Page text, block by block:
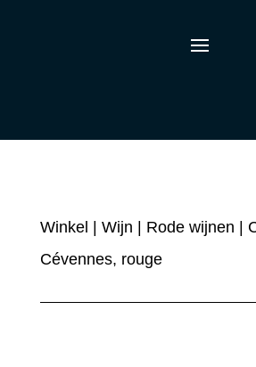
Winkel Wijn Rode wijnen |
Cévennes, rouge